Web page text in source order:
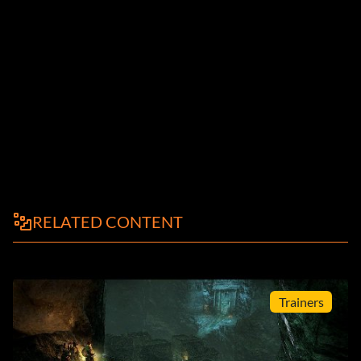
RELATED CONTENT
Trainers